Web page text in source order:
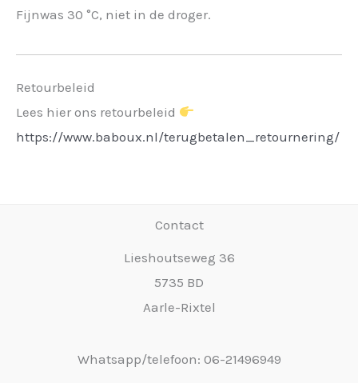
Fijnwas 30 °C, niet in de droger.
Retourbeleid
Lees hier ons retourbeleid
https://www.baboux.nl/terugbetalen_retournering/
Contact
Lieshoutseweg 36
5735 BD
Aarle-Rixtel
Whatsapp/telefoon: 06-21496949